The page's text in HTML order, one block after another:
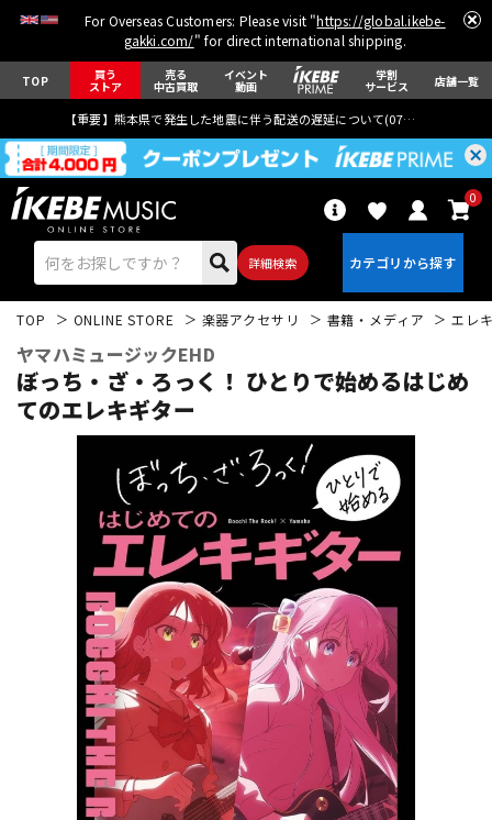
For Overseas Customers: Please visit "https://global.ikebe-
gakki.com/" for direct international shipping.
TOP 買う
ストア
売る
中古買取
イベント
動画
学割
サービス 店舗一覧
【重要】熊本県で発生した地震に伴う配送の遅延について(07月29日
詳細検索
0
ベース ウクレレ
ドラム パーカッション
キーボード 電子ピアノ
管楽器 その他楽器
TOP ONLINE STORE 楽器アクセサリ 書籍・メディア エレ
ヤマハミュージックEHD
ぼっち・ざ・ろっく！ ひとりで始めるはじめ
てのエレキギター